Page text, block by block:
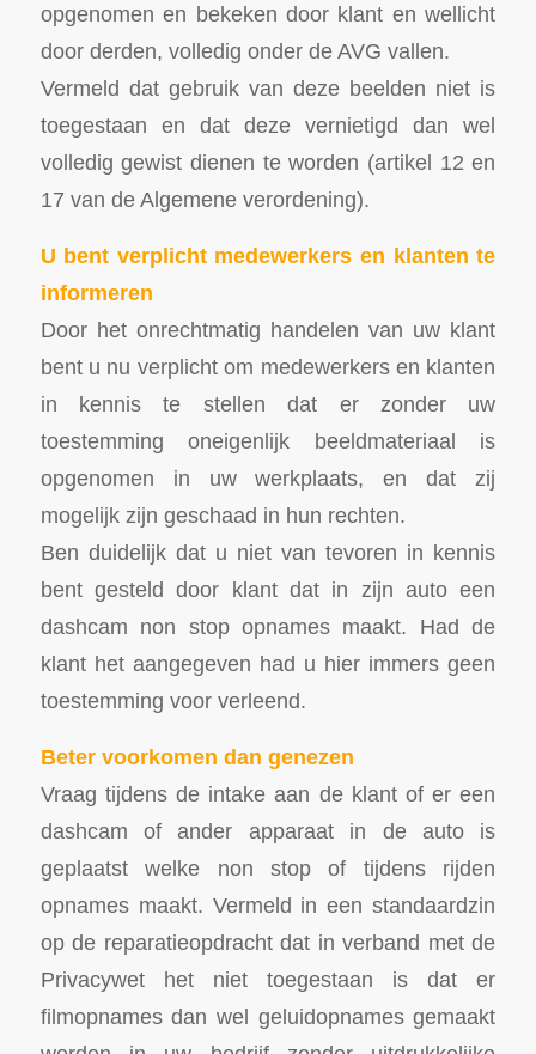
opgenomen en bekeken door klant en wellicht
door derden, volledig onder de AVG vallen.
Vermeld dat gebruik van deze beelden niet is
toegestaan en dat deze vernietigd dan wel
volledig gewist dienen te worden (artikel 12 en
17 van de Algemene verordening).
U bent verplicht medewerkers en klanten te
informeren
Door het onrechtmatig handelen van uw klant
bent u nu verplicht om medewerkers en klanten
in kennis te stellen dat er zonder uw
toestemming oneigenlijk beeldmateriaal is
opgenomen in uw werkplaats, en dat zij
mogelijk zijn geschaad in hun rechten.
Ben duidelijk dat u niet van tevoren in kennis
bent gesteld door klant dat in zijn auto een
dashcam non stop opnames maakt. Had de
klant het aangegeven had u hier immers geen
toestemming voor verleend.
Beter voorkomen dan genezen
Vraag tijdens de intake aan de klant of er een
dashcam of ander apparaat in de auto is
geplaatst welke non stop of tijdens rijden
opnames maakt. Vermeld in een standaardzin
op de reparatieopdracht dat in verband met de
Privacywet het niet toegestaan is dat er
filmopnames dan wel geluidopnames gemaakt